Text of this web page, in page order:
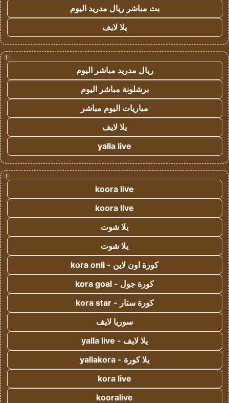
بث مباشر ريال مدريد اليوم
يلا لايف
!
ريال مدريد مباشر اليوم
برشلونة مباشر اليوم
مباريات اليوم مباشر
يلا لايف
yalla live
!
koora live
koora live
يلا شوت
يلا شوت
كورة اون لاين - kora onli
كورة جول - kora goal
كورة ستار - kora star
سوريا لايف
يلا لايف - yalla live
يلا كورة - yallakora
kora live
kooralive